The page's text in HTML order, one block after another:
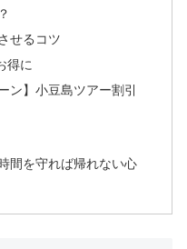
せるコツ
得に
ン】小豆島ツアー割引
間を守れば帰れない心